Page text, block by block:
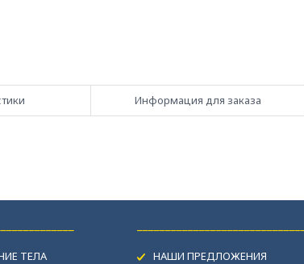
Информация для заказа
ТЕЛА
НАШИ ПРЕДЛОЖЕНИЯ